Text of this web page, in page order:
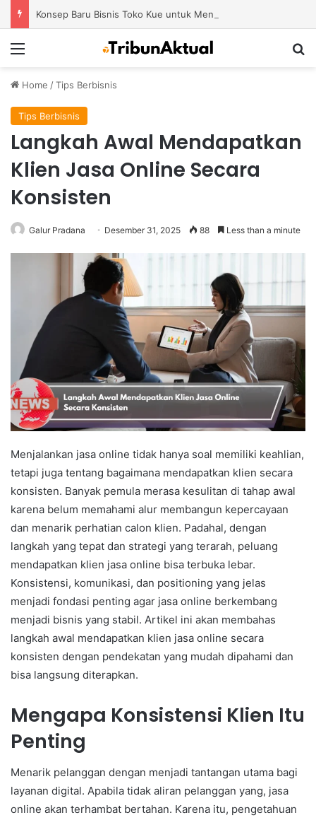
Home /Tips Berbisnis
Tips Berbisnis
Langkah Awal Mendapatkan
Klien Jasa Online Secara
Konsisten
Galur Pradana Desember 31, 2025 88 Less than a minute
Menjalankan jasa online tidak hanya soal memiliki keahlian,
tetapi juga tentang bagaimana mendapatkan klien secara
konsisten. Banyak pemula merasa kesulitan di tahap awal
karena belum memahami alur membangun kepercayaan
dan menarik perhatian calon klien. Padahal, dengan
langkah yang tepat dan strategi yang terarah, peluang
mendapatkan klien jasa online bisa terbuka lebar.
Konsistensi, komunikasi, dan positioning yang jelas
menjadi fondasi penting agar jasa online berkembang
menjadi bisnis yang stabil. Artikel ini akan membahas
langkah awal mendapatkan klien jasa online secara
konsisten dengan pendekatan yang mudah dipahami dan
bisa langsung diterapkan.
Mengapa Konsistensi Klien Itu
Penting
Menarik pelanggan dengan menjadi tantangan utama bagi
layanan digital. Apabila tidak aliran pelanggan yang, jasa
online akan terhambat bertahan. Karena itu, pengetahuan